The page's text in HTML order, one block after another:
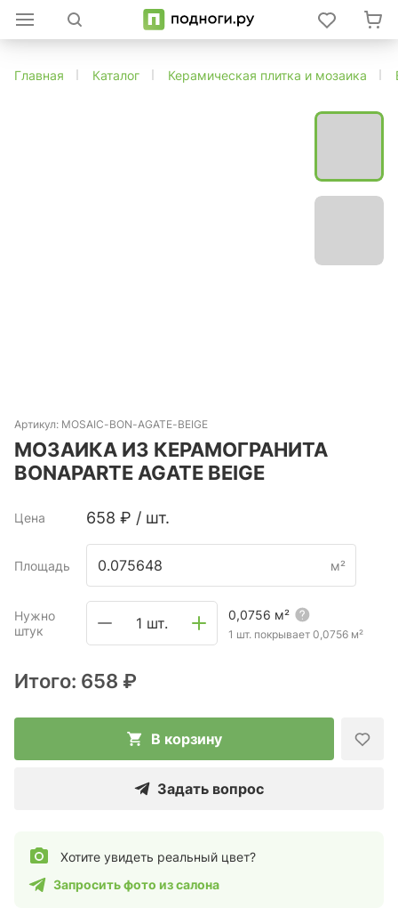
Главная Каталог Керамическая плитка и мозаика
Артикул: MOSAIC-BON-AGATE-BEIGE
МОЗАИКА ИЗ КЕРАМОГРАНИТА
BONAPARTE AGATE BEIGE
Цена 658 ₽ / шт.
Площадь м²
Нужно
штук
1 шт. 0,0756 м²
1 шт. покрывает 0,0756 м²
Итого: 658 ₽
В корзину
Задать вопрос
Хотите увидеть реальный цвет?
Запросить фото из салона